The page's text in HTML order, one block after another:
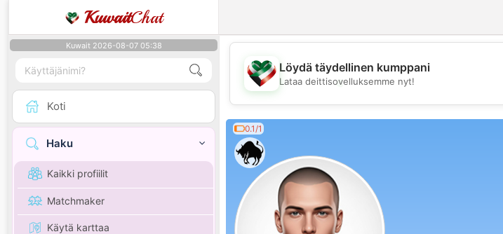
KuwaitChat
Kuwait 2026-08-07 05:38
Koti
Haku
Kaikki profiilit
Matchmaker
Käytä karttaa
💖
Löydä täydellinen kumppani
Lataa deittisovelluksemme nyt!
0.1/1